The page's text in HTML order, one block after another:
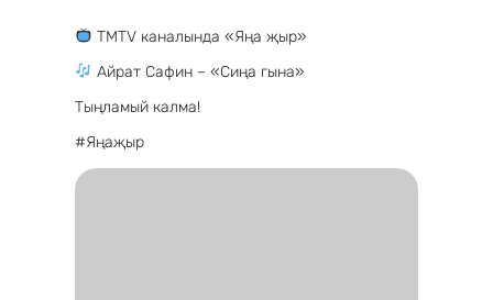
TMTV каналында «Яңа җыр»
Айрат Сафин – «Сиңа гына»
Тыңламый калма!
#Яңаҗыр